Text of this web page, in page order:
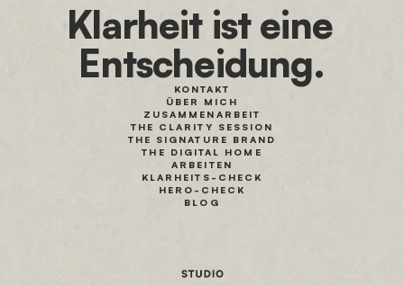
Klarheit ist eine
Entscheidung.
KONTAKT
ÜBER MICH
ZUSAMMENARBEIT
THE CLARITY SESSION
THE SIGNATURE BRAND
THE DIGITAL HOME
ARBEITEN
KLARHEITS-CHECK
HERO-CHECK
BLOG